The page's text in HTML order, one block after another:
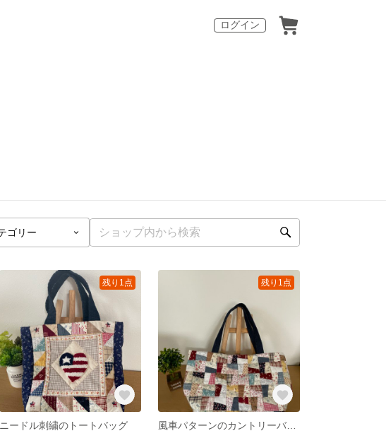
ログイン
残り1点
ニードル刺繍のトートバッグ
残り1点
風車パターンのカントリーバッグ